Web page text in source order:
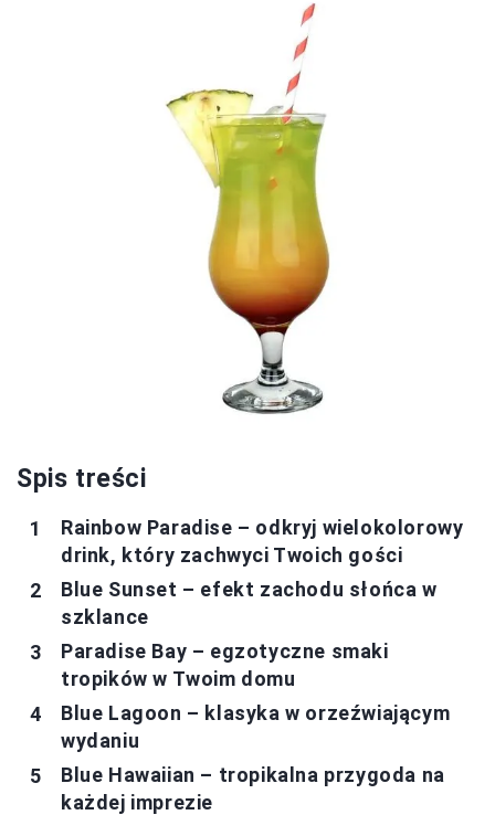
Spis treści
Rainbow Paradise – odkryj wielokolorowy
drink, który zachwyci Twoich gości
Blue Sunset – efekt zachodu słońca w
szklance
Paradise Bay – egzotyczne smaki
tropików w Twoim domu
Blue Lagoon – klasyka w orzeźwiającym
wydaniu
Blue Hawaiian – tropikalna przygoda na
każdej imprezie